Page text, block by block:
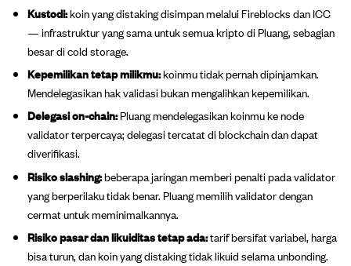
Kustodi:koin yang distaking disimpan melalui Fireblocks dan ICC
— infrastruktur yang sama untuk semua kripto di Pluang, sebagian
besar di cold storage.
Kepemilikan tetap milikmu:koinmu tidak pernah dipinjamkan.
Mendelegasikan hak validasi bukan mengalihkan kepemilikan.
Delegasi on-chain:Pluang mendelegasikan koinmu ke node
validator terpercaya; delegasi tercatat di blockchain dan dapat
diverifikasi.
Risiko slashing:beberapa jaringan memberi penalti pada validator
yang berperilaku tidak benar. Pluang memilih validator dengan
cermat untuk meminimalkannya.
Risiko pasar dan likuiditas tetap ada:tarif bersifat variabel, harga
bisa turun, dan koin yang distaking tidak likuid selama unbonding.